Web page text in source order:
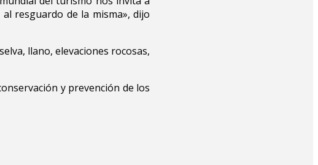
resguardo de la misma», dijo
llano, elevaciones rocosas,
y prevención de los